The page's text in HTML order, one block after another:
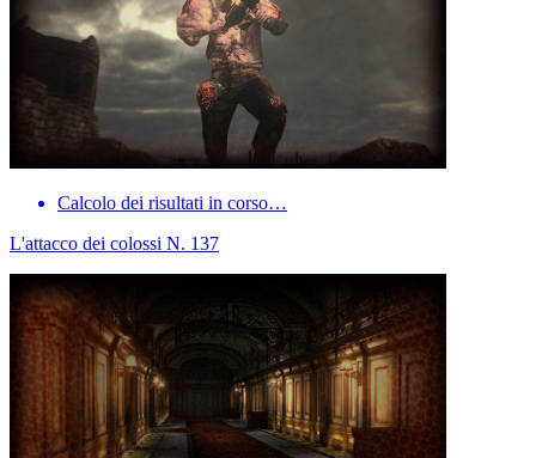
Calcolo dei risultati in corso…
L'attacco dei colossi N. 137